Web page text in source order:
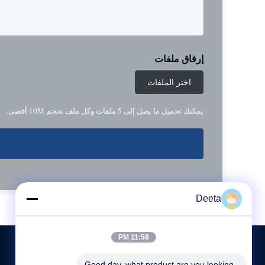
إرفاق ملفات
اختر الملفات
يمكنك تحميل ما يصل إلى 5 ملفات وكل ملف بحجم 10M أقصى.
Deeta
11:58 PM